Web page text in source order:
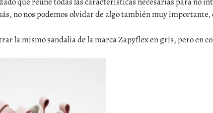
no nos podemos olvidar de algo también muy importante,
la mismo sandalia de la marca Zapyflex en gris, pero en